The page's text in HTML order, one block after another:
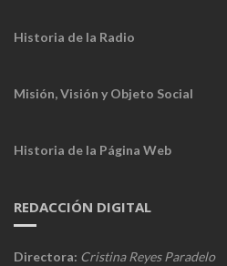
Historia de la Radio
Misión, Visión y Objeto Social
Historia de la Página Web
REDACCIÓN DIGITAL
Directora: Cristina Reyes Paradelo